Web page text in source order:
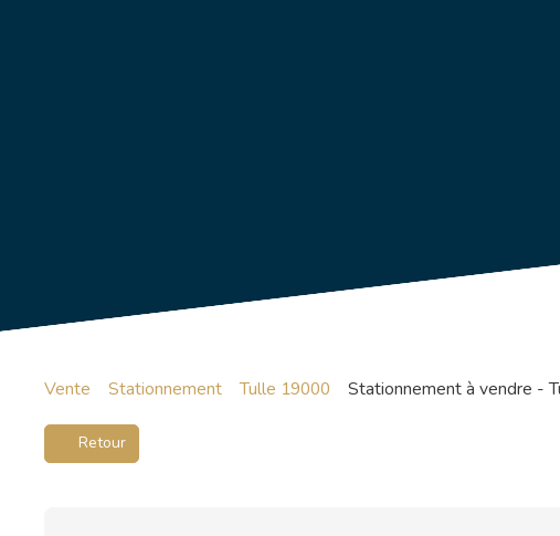
Vente Stationnement Tulle 19000 Stationnement à vendre -
Retour